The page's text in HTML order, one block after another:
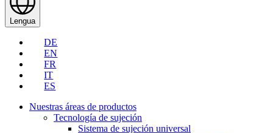
Lengua
DE
EN
FR
IT
ES
Nuestras áreas de productos
Tecnología de sujeción
Sistema de sujeción universal